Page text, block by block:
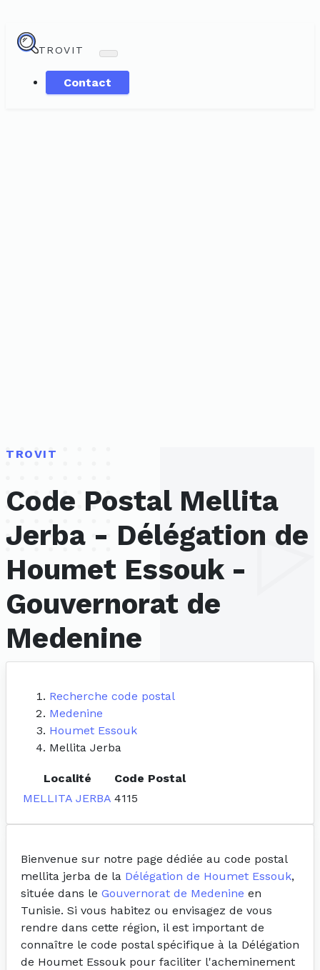
TROVIT
Contact
TROVIT
Code Postal Mellita
Jerba - Délégation de
Houmet Essouk -
Gouvernorat de
Medenine
Recherche code postal
Medenine
Houmet Essouk
Mellita Jerba
Localité
Code Postal
MELLITA JERBA 4115
Bienvenue sur notre page dédiée au code postal
mellita jerba de la Délégation de Houmet Essouk,
située dans le Gouvernorat de Medenine en
Tunisie. Si vous habitez ou envisagez de vous
rendre dans cette région, il est important de
connaître le code postal spécifique à la Délégation
de Houmet Essouk pour faciliter l'acheminement